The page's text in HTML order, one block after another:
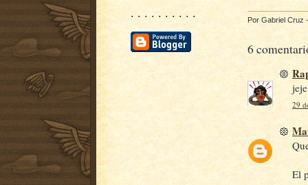
· · · · · · · · · · Por Gabriel Cruz
6
29
El